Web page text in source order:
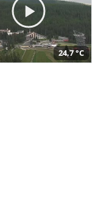
24,7 °C